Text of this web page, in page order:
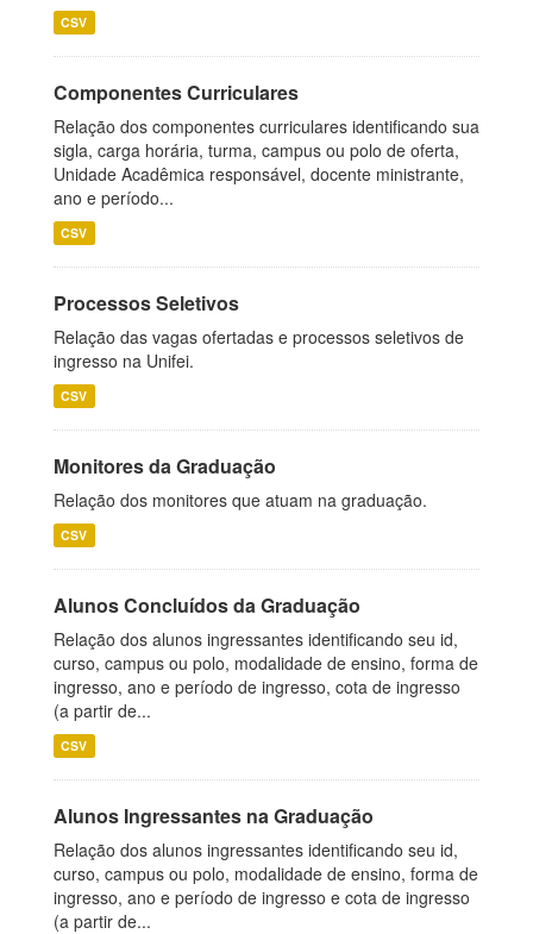
CSV
Componentes Curriculares
Relação dos componentes curriculares identificando sua
sigla, carga horária, turma, campus ou polo de oferta,
Unidade Acadêmica responsável, docente ministrante,
ano e período...
CSV
Processos Seletivos
Relação das vagas ofertadas e processos seletivos de
ingresso na Unifei.
CSV
Monitores da Graduação
Relação dos monitores que atuam na graduação.
CSV
Alunos Concluídos da Graduação
Relação dos alunos ingressantes identificando seu id,
curso, campus ou polo, modalidade de ensino, forma de
ingresso, ano e período de ingresso, cota de ingresso
(a partir de...
CSV
Alunos Ingressantes na Graduação
Relação dos alunos ingressantes identificando seu id,
curso, campus ou polo, modalidade de ensino, forma de
ingresso, ano e período de ingresso e cota de ingresso
(a partir de...